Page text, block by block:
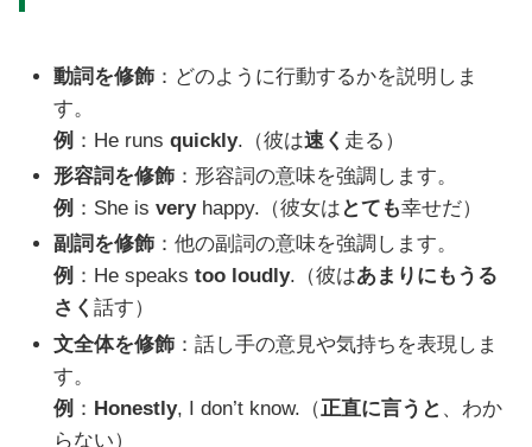
動詞を修飾 ：どのように行動するかを説明しま
す。
例 ：He runsquickly.（彼は速く 走る）
形容詞を修飾 ：形容詞の意味を強調します。
例 ：She isveryhappy.（彼女は とても幸せだ）
副詞を修飾 ：他の副詞の意味を強調します。
例 ：He speakstoo loudly.（彼はあまりにもうる
さく話す）
文全体を修飾 ：話し手の意見や気持ちを表現しま
す。
例 ： Honestly, I don’t know.（正直に言うと 、わか
らない）